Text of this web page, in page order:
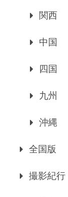
関西
中国
四国
九州
沖縄
全国版
撮影紀行